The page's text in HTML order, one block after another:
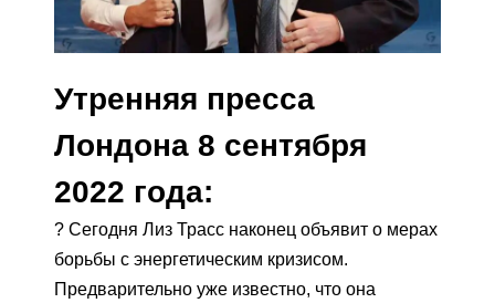
Утренняя пресса
Лондона 8 сентября
2022 года:
? Сегодня Лиз Трасс наконец объявит о мерах
борьбы с энергетическим кризисом.
Предварительно уже известно, что она